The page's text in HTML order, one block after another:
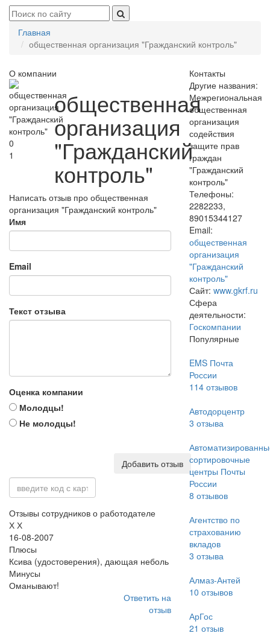
Главная
общественная организация "Гражданский контроль"
О компании
0
1
общественная
организация
"Гражданский
контроль"
Написать отзыв про общественная
организация "Гражданский контроль"
Имя
Email
Текст отзыва
Оценка компании
Молодцы!
Не молодцы!
Добавить отзыв
Отзывы сотрудников о работодателе
Х Х
16-08-2007
Плюсы
Ксива (удостоверения), дающая неболь
Минусы
Оманывают!
Ответить на
отзыв
Контакты
Другие названия:
Межрегиональная
общественная
организация
содействия
защите прав
граждан
"Гражданский
контроль"
Телефоны:
2282233,
89015344127
Email:
общественная
организация
"Гражданский
контроль"
Сайт: www.gkrf.ru
Сфера
деятельности:
Госкомпании
Популярные
EMS Почта
России
114отзывов
Автодорцентр
3 отзыва
сортировочные
центры Почты
России
8 отзывов
Агентство по
страхованию
вкладов
3 отзыва
Алмаз-Антей
10 отзывов
АрГос
21 отзыв